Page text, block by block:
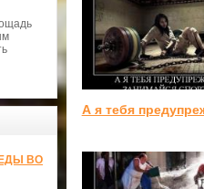
ВО
А я тебя